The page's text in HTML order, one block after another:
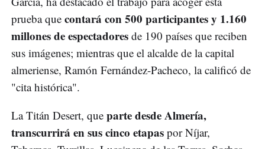
prueba que contará con 500 participantes y 1.160
millones de espectadores de 190 países que reciben
sus imágenes; mientras que el alcalde de la capital
almeriense, Ramón Fernández-Pacheco, la calificó de
"cita histórica".
La Titán Desert, que parte desde Almería,
transcurrirá en sus cinco etapas por Níjar,